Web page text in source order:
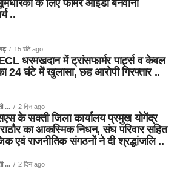
के लिए फार्मर आईडी बनवाना
..
15 घंटे ago
धरमखदान में ट्रांसफार्मर पार्ट्स व केबल
24 घंटे में खुलासा, छह आरोपी गिरफ्तार ..
... 2 दिन ago
के सक्ती जिला कार्यालय प्रमुख योगेंद्र
का आकस्मिक निधन, संघ परिवार सहित
एवं राजनीतिक संगठनों ने दी श्रद्धांजलि ..
... 2 दिन ago